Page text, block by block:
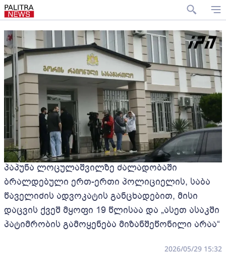
პაპუნა ლოცულაშვილზე ძალადობაში
ბრალდებული ერთ-ერთი პოლიციელის, საბა
წაველიძის ადვოკატის განცხადებით, მისი
დაცვის ქვეშ მყოფი 19 წლისაა და „ასეთ ასაკში
პატიმრობის გამოყენება მიზანშეწონილი არაა“
2026/05/29 15:32